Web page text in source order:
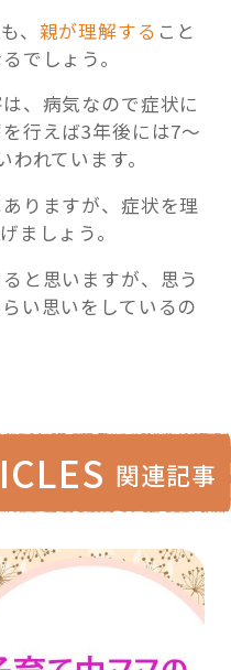
、 親が理解する こと
でしょう。
、病気なので症状に
行えば3年後には7～
れています。
りますが、症状を理
ましょう。
と思いますが、思う
い思いをしているの
関連記事